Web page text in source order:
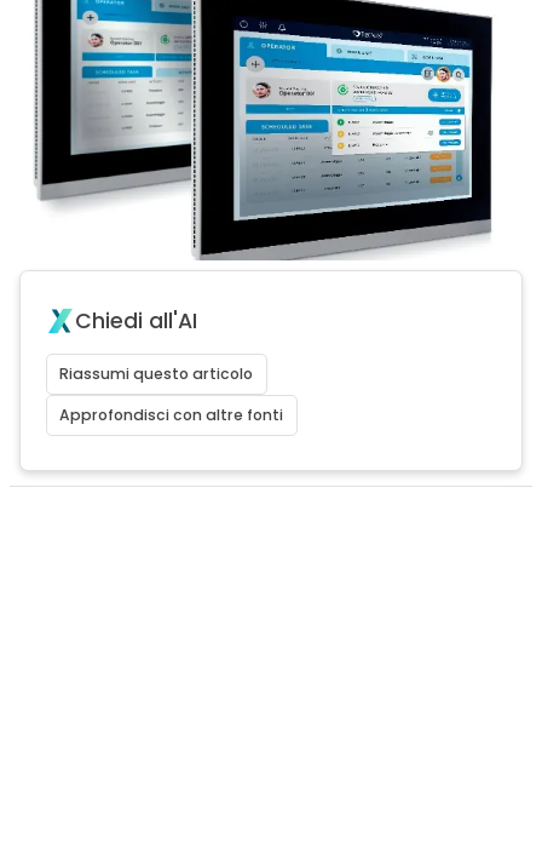
Chiedi all'AI
Riassumi questo articolo
Approfondisci con altre fonti